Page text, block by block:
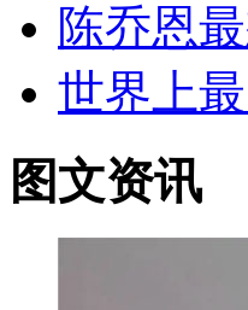
陈乔恩
世界上
图文资讯